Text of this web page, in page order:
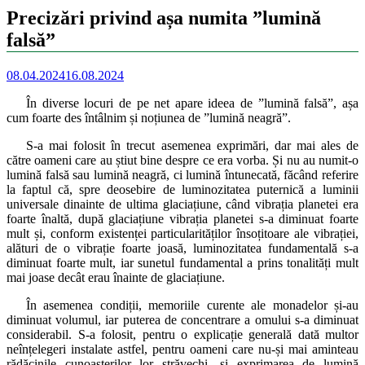
Precizări privind așa numita ”lumină
falsă”
08.04.202416.08.2024
În diverse locuri de pe net apare ideea de ”lumină falsă”, așa
cum foarte des întâlnim și noțiunea de ”lumină neagră”.
S-a mai folosit în trecut asemenea exprimări, dar mai ales de
către oameni care au știut bine despre ce era vorba. Și nu au numit-o
lumină falsă sau lumină neagră, ci lumină întunecată, făcând referire
la faptul că, spre deosebire de luminozitatea puternică a luminii
universale dinainte de ultima glaciațiune, când vibrația planetei era
foarte înaltă, după glaciațiune vibrația planetei s-a diminuat foarte
mult și, conform existenței particularităților însoțitoare ale vibrației,
alături de o vibrație foarte joasă, luminozitatea fundamentală s-a
diminuat foarte mult, iar sunetul fundamental a prins tonalități mult
mai joase decât erau înainte de glaciațiune.
În asemenea condiții, memoriile curente ale monadelor și-au
diminuat volumul, iar puterea de concentrare a omului s-a diminuat
considerabil. S-a folosit, pentru o explicație generală dată multor
neînțelegeri instalate astfel, pentru oameni care nu-și mai aminteau